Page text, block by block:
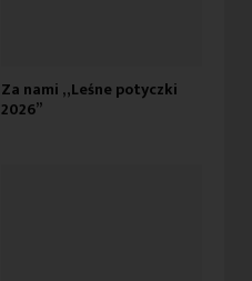
Za nami „Leśne potyczki
2026”